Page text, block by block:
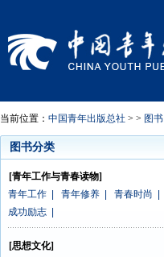
当前位置： 中国青年出版总社 > > 图书
图书分类
[青年工作与青春读物]
青年工作
青年修养 青春时尚
成功励志
[思想文化]